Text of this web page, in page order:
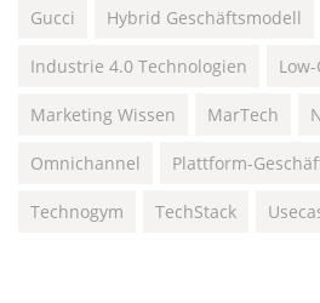
Gucci Hybrid Geschäftsmodell
Industrie 4.0 Technologien
Marketing Wissen MarTech
Omnichannel Plattform-
Technogym TechStack